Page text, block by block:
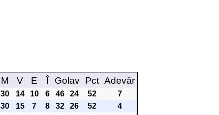
M V E Î Golav Pct Adevăr
30 14 10 6 46 24 52
7
30 15 7 8 32 26 52
4